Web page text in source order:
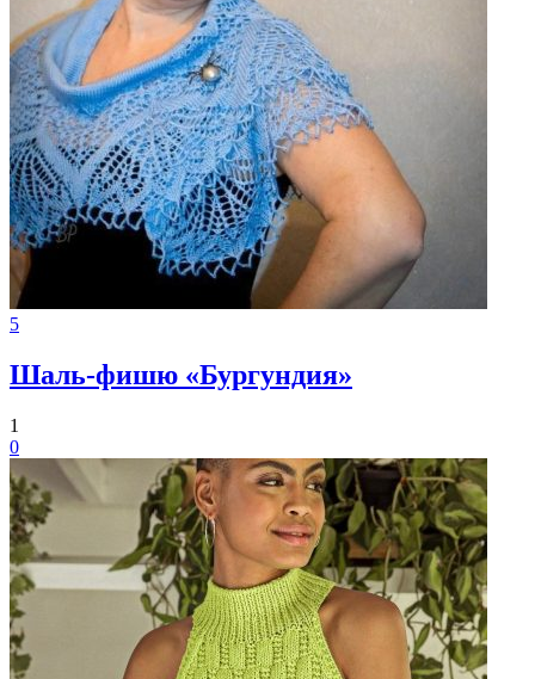
5
Шаль-фишю «Бургундия»
1
0